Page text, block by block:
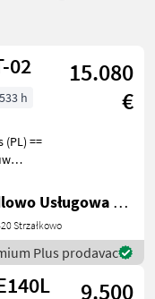
02
15.080
€
h
(PL) ==
info:
Handlowo Usługowa Alanex Alan Roszak
Strzałkowo
Plus prodavac
9.500